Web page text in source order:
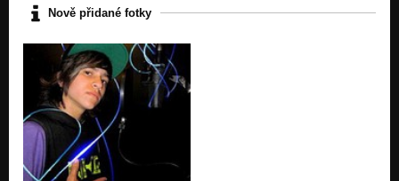
Nově přidané fotky